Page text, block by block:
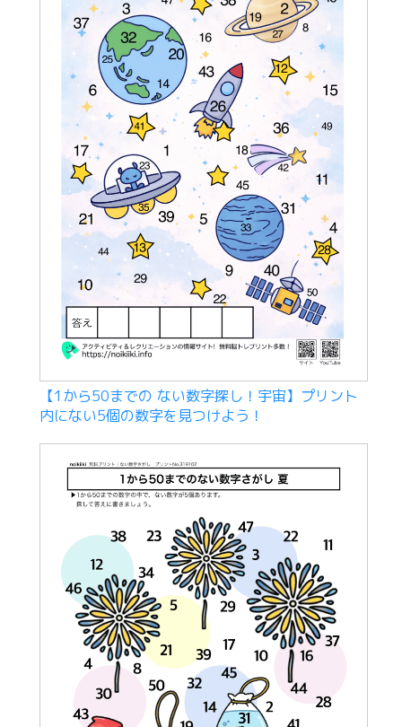
【1から50までの ない数字探し！宇宙】プリント
内にない5個の数字を見つけよう！